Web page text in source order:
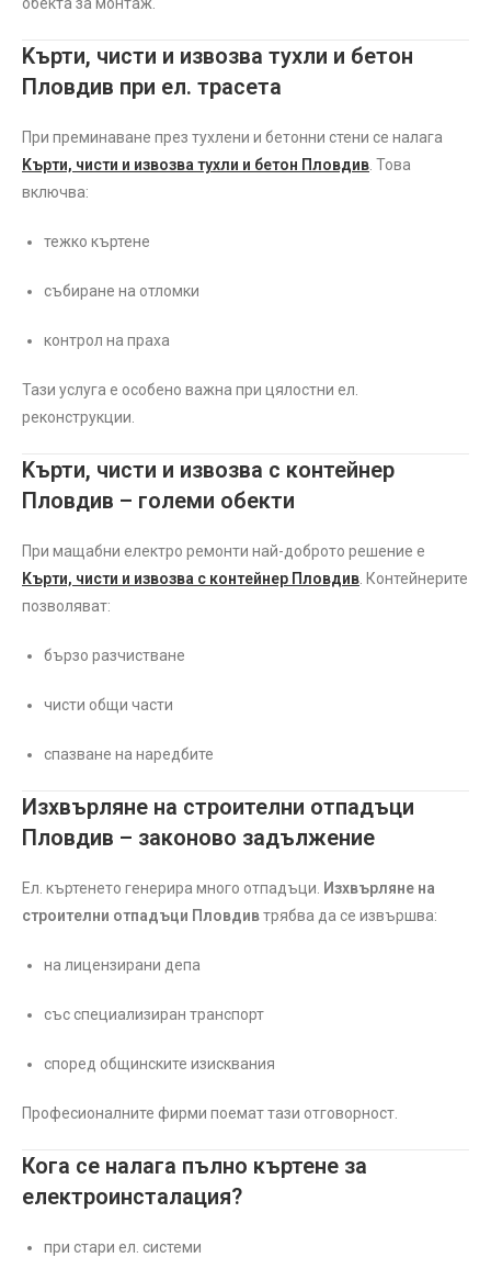
Kърти, чисти и извозва тухли и бетон
Пловдив при ел. трасета
При преминаване през тухлени и бетонни стени се налага
Kърти, чисти и извозва тухли и бетон Пловдив . Това
включва:
тежко къртене
събиране на отломки
контрол на праха
Тази услуга е особено важна при цялостни ел.
реконструкции.
Kърти, чисти и извозва с контейнер
Пловдив – големи обекти
При мащабни електро ремонти най-доброто решение е
Kърти, чисти и извозва с контейнер Пловдив . Контейнерите
позволяват:
бързо разчистване
чисти общи части
спазване на наредбите
Изхвърляне на строителни отпадъци
Пловдив – законово задължение
Ел. къртенето генерира много отпадъци. Изхвърляне на
строителни отпадъци Пловдивтрябва да се извършва:
на лицензирани депа
със специализиран транспорт
според общинските изисквания
Професионалните фирми поемат тази отговорност.
Кога се налага пълно къртене за
електроинсталация?
при стари ел. системи